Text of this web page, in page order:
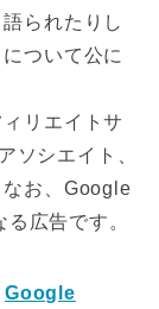
られたりし
ついて公に
リエイトサ
ソシエイト、
お、Google
広告です。
Google